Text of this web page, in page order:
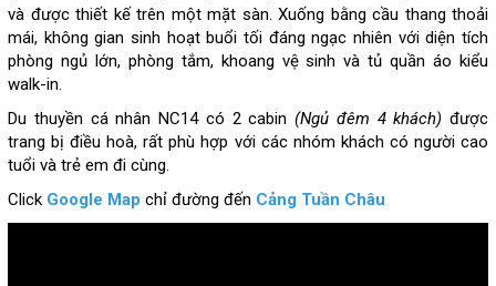
và được thiết kế trên một mặt sàn. Xuống bằng cầu thang thoải
mái, không gian sinh hoạt buổi tối đáng ngạc nhiên với diện tích
phòng ngủ lớn, phòng tắm, khoang vệ sinh và tủ quần áo kiểu
walk-in.
Du thuyền cá nhân NC14 có 2 cabin (Ngủ đêm 4 khách) được
trang bị điều hoà, rất phù hợp với các nhóm khách có người cao
tuổi và trẻ em đi cùng.
Click Google Map chỉ đường đến Cảng Tuần Châu